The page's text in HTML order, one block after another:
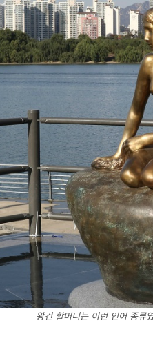
왕건 할머니는 이런 인어 종류